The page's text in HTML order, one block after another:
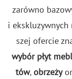
za­rów­no
i
szej ofer­cie
wybór płyt
tów, obrze­ży